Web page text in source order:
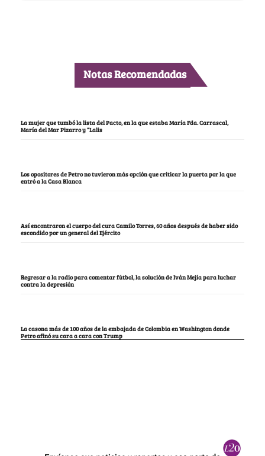
Notas Recomendadas
La mujer que tumbó la lista del Pacto, en la que estaba María Fda. Carrascal,
María del Mar Pizarro y “Lalis
Los opositores de Petro no tuvieron más opción que criticar la puerta por la que
entró a la Casa Blanca
Así encontraron el cuerpo del cura Camilo Torres, 60 años después de haber sido
escondido por un general del Ejército
Regresar a la radio para comentar fútbol, la solución de Iván Mejía para luchar
contra la depresión
La casona más de 100 años de la embajada de Colombia en Washington donde
Petro afinó su cara a cara con Trump